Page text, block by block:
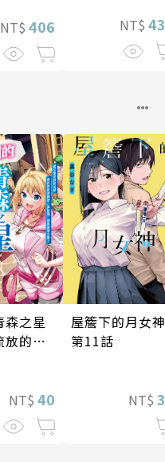
NT$ 406 NT$
森之星
放的法
路!! 第
NT$ 40
屋簷下的月女神
第11話
NT$